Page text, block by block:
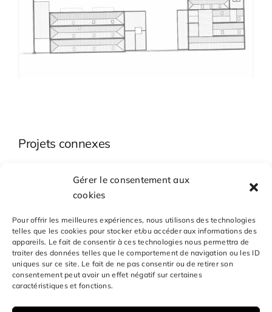
Gérer le consentement aux
cookies
Pour offrir les meilleures expériences, nous utilisons des technologies
telles que les cookies pour stocker et/ou accéder aux informations des
appareils. Le fait de consentir à ces technologies nous permettra de
traiter des données telles que le comportement de navigation ou les ID
uniques sur ce site. Le fait de ne pas consentir ou de retirer son
consentement peut avoir un effet négatif sur certaines
caractéristiques et fonctions.
Projets connexes
Réhabilitation
du couvent des
Soeurs du Bon
80 logements
SAINT OMER
BONDUES